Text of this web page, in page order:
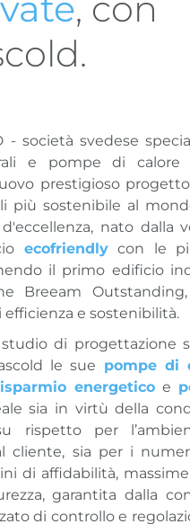
- società svedese
e pompe di calore
prestigioso
più sostenibile al
nato dalla
ecofriendlycon le
il primo edificio
Breeam
e sostenibilità.
di progettazione
le sue pompe di
energeticoe
sia in virtù della
rispetto per
cliente, sia per i
di affidabilità,
garantita dalla
di controllo e